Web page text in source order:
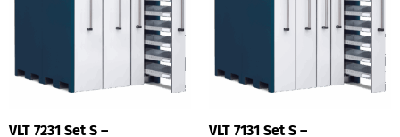
VLT 7231 Set S –
VLT 7131 Set S –